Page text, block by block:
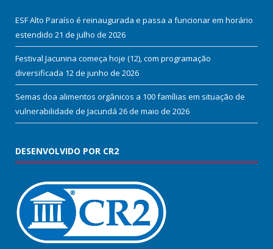
ESF Alto Paraíso é reinaugurada e passa a funcionar em horário
estendido 21 de julho de 2026
Festival Jacunina começa hoje (12), com programação
diversificada 12 de junho de 2026
Semas doa alimentos orgânicos a 100 famílias em situação de
vulnerabilidade de Jacundá 26 de maio de 2026
DESENVOLVIDO POR CR2